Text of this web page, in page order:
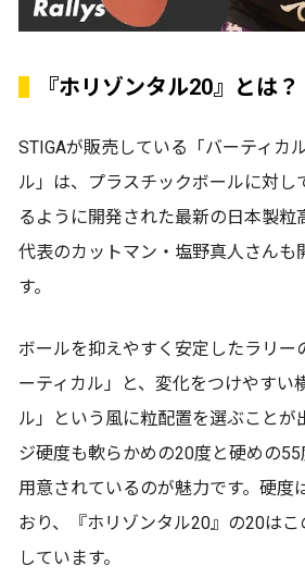
『ホリゾンタル20』とは？
STIGAが販売している「バーティカ
ル」は、プラスチックボールに対し
るように開発された最新の日本製粒
代表のカットマン・塩野真人さんも
す。
ボールを抑えやすく安定したラリー
ーティカル」と、変化をつけやすい
ル」という風に粒配置を選ぶことが
ジ硬度も軟らかめの20度と硬めの
用意されているのが魅力です。硬度
おり、『ホリゾンタル20』の20は
しています。